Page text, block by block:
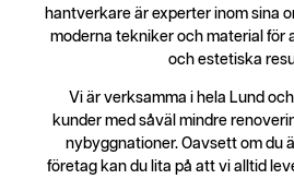
hantverkare är experter inom sina
moderna tekniker och material för
och estetiska
Vi är verksamma i hela Lund
kunder med såväl mindre
nybyggnationer. Oavsett om du
företag kan du lita på att vi alltid